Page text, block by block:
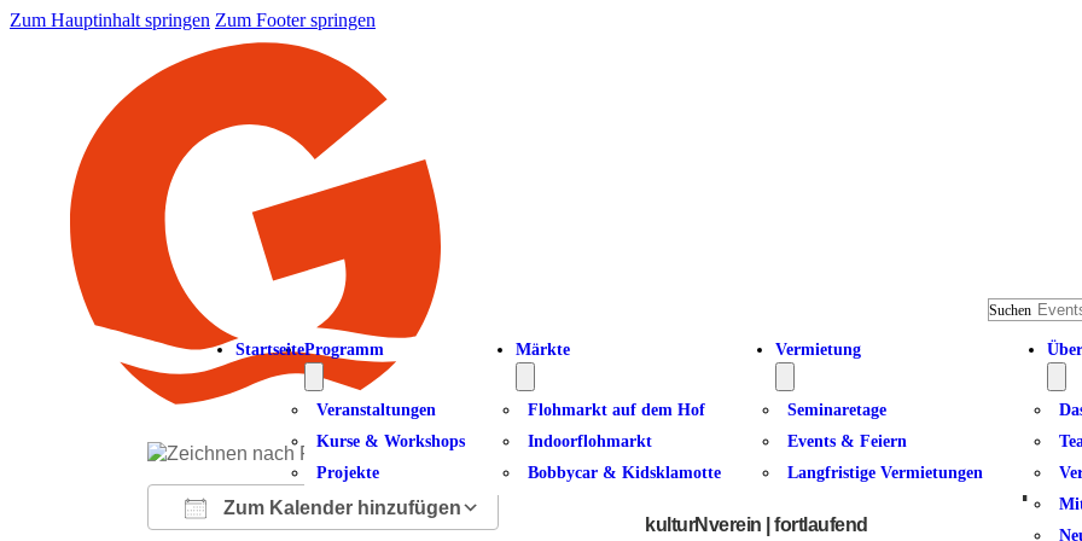
Zum Hauptinhalt springen Zum Footer springen
Suchen
StartseiteProgramm
Veranstaltungen
Kurse & Workshops
Projekte
Märkte
Flohmarkt auf dem Hof
Indoorflohmarkt
Bobbycar & Kidsklamotte
Vermietung
Seminaretage
Events & Feiern
Langfristige Vermietungen
Zum Kalender hinzufügen
Zeichnen nach Feierabend |
kulturNverein | fortlaufend